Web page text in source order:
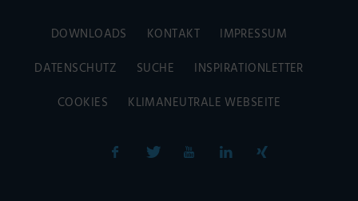
DOWNLOADS KONTAKT
IMPRESSUM
DATENSCHUTZ
SUCHE
INSPIRATIONLETTER
COOKIES
KLIMANEUTRALE WEBSEITE